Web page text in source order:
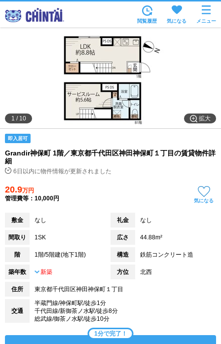
家賃相場から
通勤通学時間から
物件特集から
不動産会社から
閲覧履歴 気になる メニュー
拡大
1 / 10
即入居可
Grandir神保町 1階／東京都千代田区神田神保町１丁目の賃貸物件詳
細
6日以内に物件情報が更新されました
20.9万円
管理費等：10,000円
気になる
敷金 なし 礼金 なし
間取り 1SK 広さ 44.88m²
階 1階/5階建(地下1階) 構造 鉄筋コンクリート造
築年数 新築 方位 北西
住所 東京都千代田区神田神保町１丁目
交通
半蔵門線/神保町駅/徒歩1分
千代田線/新御茶ノ水駅/徒歩8分
総武線/御茶ノ水駅/徒歩10分
1分で完了！